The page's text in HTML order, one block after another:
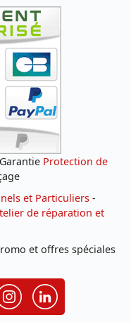
Protection de
et Particuliers -
de réparation et
et offres spéciales